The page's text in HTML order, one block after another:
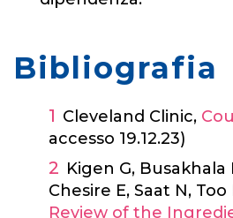
Bibliografia
Cleveland Clinic,
accesso 19.12.23)
Kigen G, Busakhala
Chesire E, Saat N,
Review of the